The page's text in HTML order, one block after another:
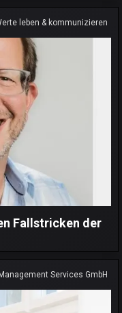
leben & kommunizieren
Fallstricken der
Services GmbH